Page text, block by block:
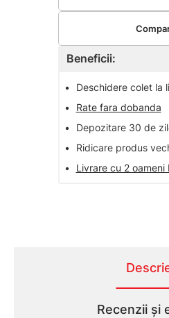
Beneficii:
•
Deschidere colet la
•
Rate fara dobanda
•
Depozitare 30 de
•
Ridicare produs
•
Livrare cu 2
Recenzii și